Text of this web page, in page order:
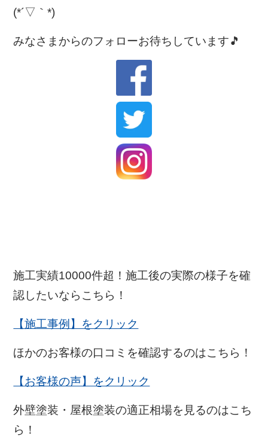
(*´▽｀*)
みなさまからのフォローお待ちしています🎵
施工実績10000件超！施工後の実際の様子を確
認したいならこちら！
【施工事例】をクリック
ほかのお客様の口コミを確認するのはこちら！
【お客様の声】をクリック
外壁塗装・屋根塗装の適正相場を見るのはこち
ら！